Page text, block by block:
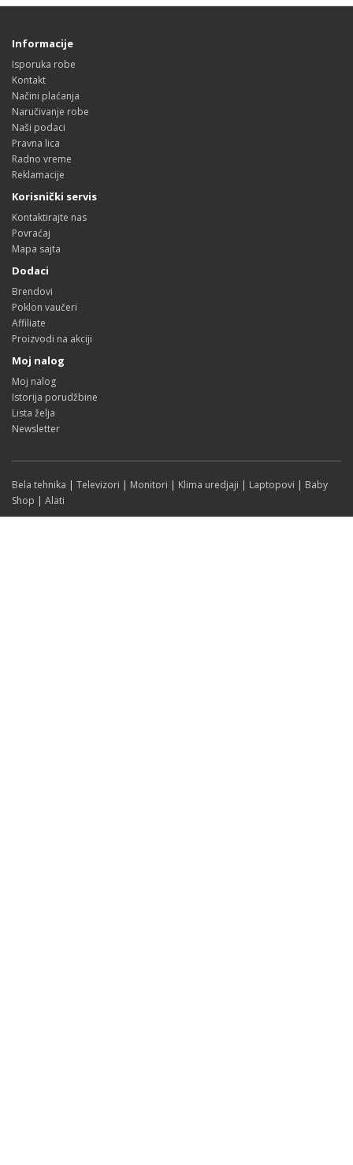
Informacije
Isporuka robe
Kontakt
Načini plaćanja
Naručivanje robe
Naši podaci
Pravna lica
Radno vreme
Reklamacije
Korisnički servis
Kontaktirajte nas
Povraćaj
Mapa sajta
Dodaci
Brendovi
Poklon vaučeri
Affiliate
Proizvodi na akciji
Moj nalog
Moj nalog
Istorija porudžbine
Lista želja
Newsletter
Bela tehnika | Televizori | Monitori | Klima uredjaji | Laptopovi | Baby
Shop | Alati